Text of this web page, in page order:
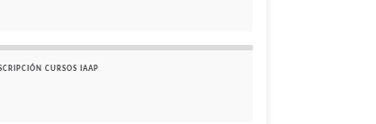
CURSOS IAAP